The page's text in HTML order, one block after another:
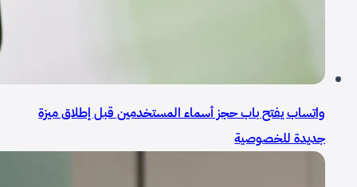
واتساب يفتح باب حجز أسماء المستخدمين قبل إطلاق ميزة
جديدة للخصوصية